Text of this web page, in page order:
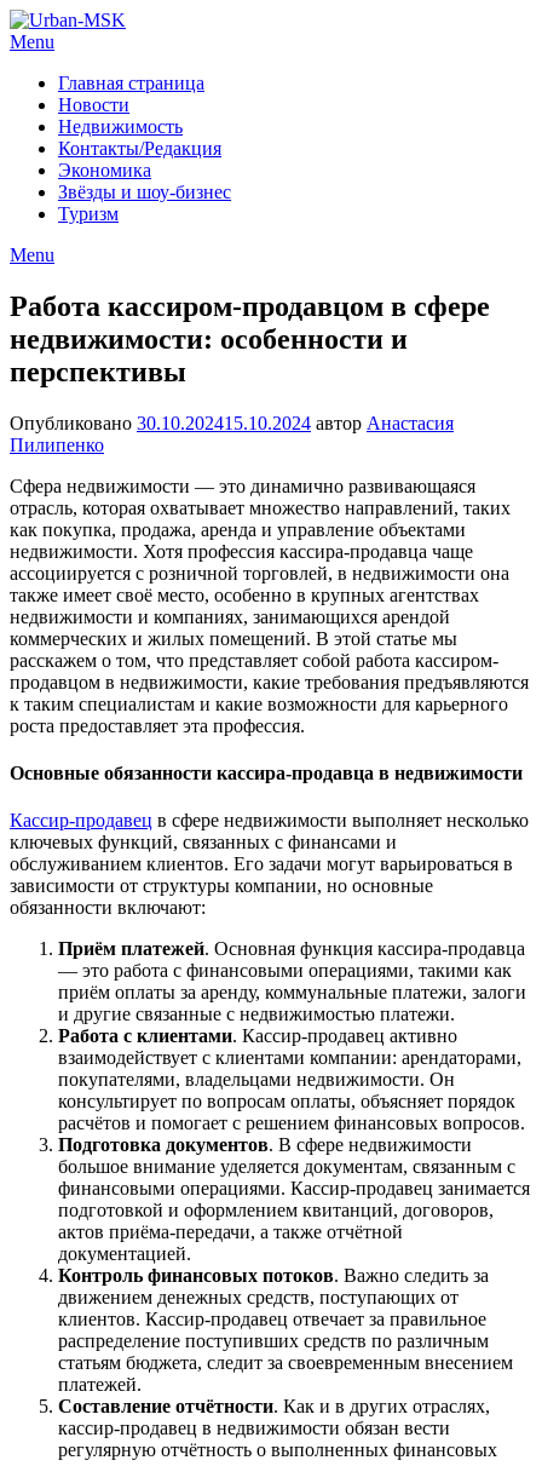
Menu
Главная страница
Новости
Недвижимость
Контакты/Редакция
Экономика
Звёзды и шоу-бизнес
Туризм
Menu
Работа кассиром-продавцом в сфере
недвижимости: особенности и
перспективы
Опубликовано 30.10.202415.10.2024 автор Анастасия
Пилипенко
Сфера недвижимости — это динамично развивающаяся
отрасль, которая охватывает множество направлений, таких
как покупка, продажа, аренда и управление объектами
недвижимости. Хотя профессия кассира-продавца чаще
ассоциируется с розничной торговлей, в недвижимости она
также имеет своё место, особенно в крупных агентствах
недвижимости и компаниях, занимающихся арендой
коммерческих и жилых помещений. В этой статье мы
расскажем о том, что представляет собой работа кассиром-
продавцом в недвижимости, какие требования предъявляются
к таким специалистам и какие возможности для карьерного
роста предоставляет эта профессия.
Основные обязанности кассира-продавца в недвижимости
Кассир-продавец в сфере недвижимости выполняет несколько
ключевых функций, связанных с финансами и
обслуживанием клиентов. Его задачи могут варьироваться в
зависимости от структуры компании, но основные
обязанности включают:
Приём платежей. Основная функция кассира-продавца
— это работа с финансовыми операциями, такими как
приём оплаты за аренду, коммунальные платежи, залоги
и другие связанные с недвижимостью платежи.
Работа с клиентами. Кассир-продавец активно
взаимодействует с клиентами компании: арендаторами,
покупателями, владельцами недвижимости. Он
консультирует по вопросам оплаты, объясняет порядок
расчётов и помогает с решением финансовых вопросов.
Подготовка документов. В сфере недвижимости
большое внимание уделяется документам, связанным с
финансовыми операциями. Кассир-продавец занимается
подготовкой и оформлением квитанций, договоров,
актов приёма-передачи, а также отчётной
документацией.
Контроль финансовых потоков. Важно следить за
движением денежных средств, поступающих от
клиентов. Кассир-продавец отвечает за правильное
распределение поступивших средств по различным
статьям бюджета, следит за своевременным внесением
платежей.
Составление отчётности. Как и в других отраслях,
кассир-продавец в недвижимости обязан вести
регулярную отчётность о выполненных финансовых